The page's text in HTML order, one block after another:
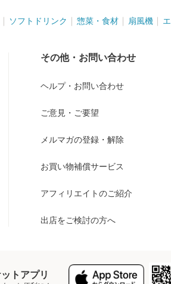
ソフトドリンク 惣菜・食材 扇風機
その他・お問い合わせ
ヘルプ・お問い合わせ
ご意見・ご要望
メルマガの登録・解除
お買い物補償サービス
アフィリエイトのご紹介
出店をご検討の方へ
トアプリ